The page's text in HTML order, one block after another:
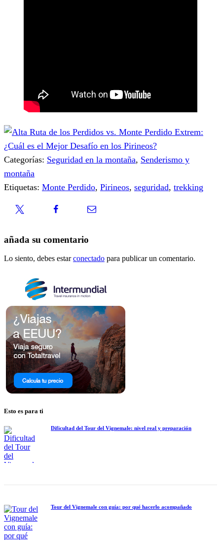
Categorías: Seguridad en la montaña, Senderismo y
montaña
Etiquetas: Monte Perdido, Pirineos, seguridad, trekking
añada su comentario
Lo siento, debes estarconectado para publicar un comentario.
Esto es para ti
Dificultad del Tour del Vignemale: nivel real y preparación
Tour del Vignemale con guía: por qué hacerlo acompañado